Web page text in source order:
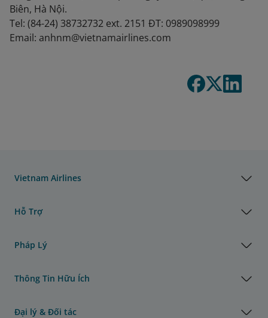
Biên, Hà Nội.
Tel: (84-24) 38732732 ext. 2151 ĐT: 0989098999
Email: anhnm@vietnamairlines.com
Vietnam Airlines
Hỗ Trợ
Pháp Lý
Thông Tin Hữu Ích
Đại lý & Đối tác